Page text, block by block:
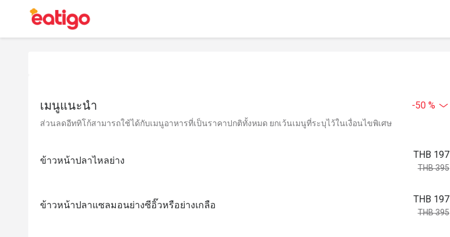
เมนูแนะนำ -50 %
ส่วนลดอีททิโก้สามารถใช้ได้กับเมนูอาหารที่เป็นราคาปกติทั้งหมด ยกเว้นเมนูที่ระบุไว้ในเงื่อนไขพิเศษ
ข้าวหน้าปลาไหลย่าง
THB 197
THB 395
ข้าวหน้าปลาแซลมอนย่างซีอิ๊วหรือย่างเกลือ
THB 197
THB 395